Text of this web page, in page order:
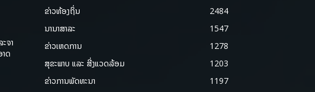
ຈາ
ດ
ຂ່າວທ້ອງຖິ່ນ
2484
ນານາສາລະ
1547
ຂ່າວເຫດການ
1278
ສຸຂະພາບ ແລະ ສີ່ງແວດລ້ອມ
1203
ຂ່າວການພັດທະນາ
1197